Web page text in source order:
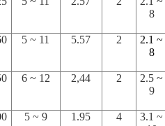
8
5 ~ 11 5.57 2
2.1 ~
8
6 ~ 12 2,44 2
2.5 ~
9
5 ~ 9 1.95 4
3.1 ~